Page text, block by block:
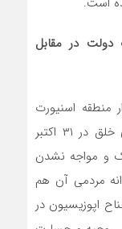
دولت در مقابل
منطقه اسنیورت
استانبول و از اعضای ارشد حزب جمهوری خلق در ۳۱ اکتبر
و مواجه نشدن
مردمی آن هم
اپوزیسیون در